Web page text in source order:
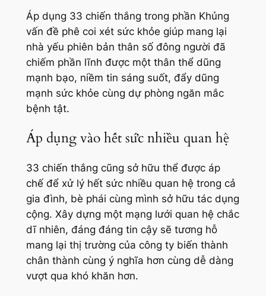
Áp dụng 33 chiến thắng trong phần Khủng
vấn đề phê coi xét sức khỏe giúp mang lại
nhà yếu phiên bản thân số đông người đã
chiếm phần lĩnh được một thân thể dũng
mạnh bạo, niềm tin sáng suốt, đẩy dũng
mạnh sức khỏe cùng dự phòng ngăn mắc
bệnh tật.
Áp dụng vào hết sức nhiều quan hệ
33 chiến thắng cũng sở hữu thể được áp
chế để xử lý hết sức nhiều quan hệ trong cả
gia đình, bè phái cùng mình sở hữu tác dụng
cộng. Xây dựng một mạng lưới quan hệ chắc
dĩ nhiên, đáng đáng tin cậy sẽ tương hỗ
mang lại thị trường của công ty biến thành
chân thành cùng ý nghĩa hơn cùng dễ dàng
vượt qua khó khăn hơn.